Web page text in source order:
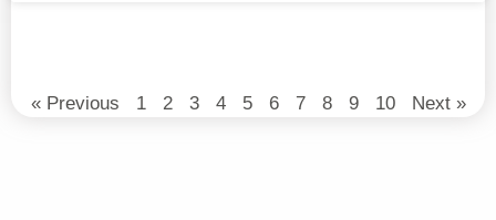
« Previous 1 2 3 4 5 6 7 8 9 10 Next »